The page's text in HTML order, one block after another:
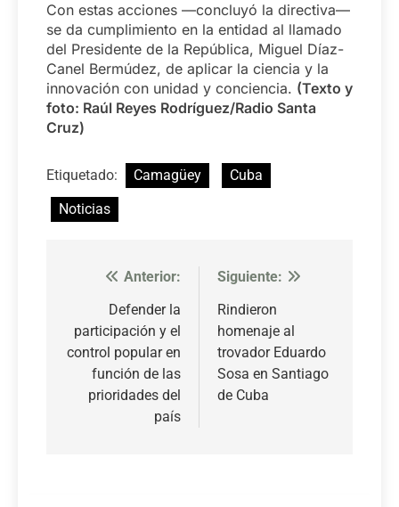
Con estas acciones —concluyó la directiva—
se da cumplimiento en la entidad al llamado
del Presidente de la República, Miguel Díaz-
Canel Bermúdez, de aplicar la ciencia y la
innovación con unidad y conciencia. (Texto y
foto: Raúl Reyes Rodríguez/Radio Santa
Cruz)
Etiquetado: Camagüey
Cuba
Noticias
Navegación
entradas
Anterior:
Defender la
participación y el
control popular en
función de las
prioridades del
país
Siguiente:
Rindieron
homenaje al
trovador Eduardo
Sosa en Santiago
de Cuba